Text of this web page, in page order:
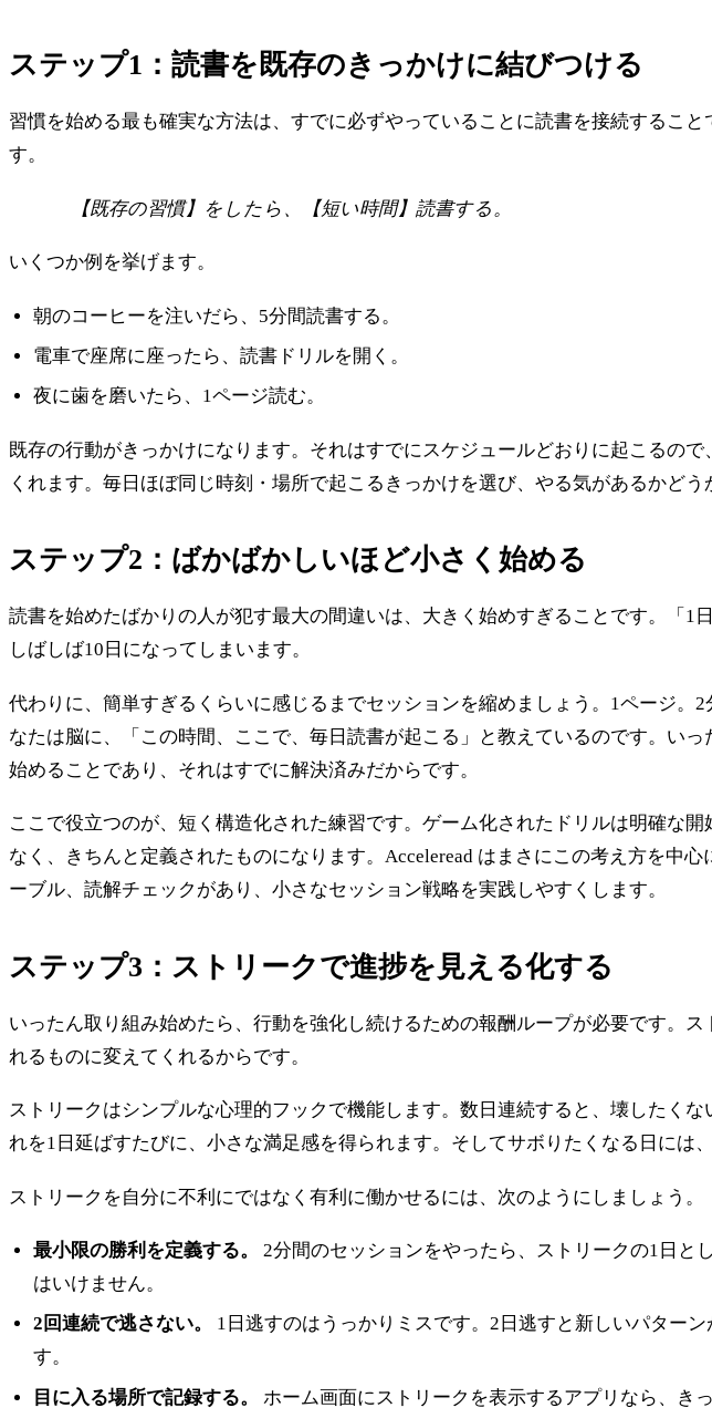
ステップ1：読書を既存のきっかけに結びつける
習慣を始める最も確実な方法は、すでに必ずやっていることに読書を接続するこ
す。
【既存の習慣】をしたら、【短い時間】読書する。
いくつか例を挙げます。
朝のコーヒーを注いだら、5分間読書する。
電車で座席に座ったら、読書ドリルを開く。
夜に歯を磨いたら、1ページ読む。
既存の行動がきっかけになります。それはすでにスケジュールどおりに起こるの
くれます。毎日ほぼ同じ時刻・場所で起こるきっかけを選び、やる気があるかどう
ステップ2：ばかばかしいほど小さく始める
読書を始めたばかりの人が犯す最大の間違いは、大きく始めすぎることです。「
しばしば10日になってしまいます。
代わりに、簡単すぎるくらいに感じるまでセッションを縮めましょう。1ページ
なたは脳に、「この時間、ここで、毎日読書が起こる」と教えているのです。い
始めることであり、それはすでに解決済みだからです。
ここで役立つのが、短く構造化された練習です。ゲーム化されたドリルは明確な
なく、きちんと定義されたものになります。Acceleread はまさにこの考え方を中
ーブル、読解チェックがあり、小さなセッション戦略を実践しやすくします。
ステップ3：ストリークで進捗を見える化する
いったん取り組み始めたら、行動を強化し続けるための報酬ループが必要です。
れるものに変えてくれるからです。
ストリークはシンプルな心理的フックで機能します。数日連続すると、壊したく
れを1日延ばすたびに、小さな満足感を得られます。そしてサボりたくなる日には
ストリークを自分に不利にではなく有利に働かせるには、次のようにしましょう。
最小限の勝利を定義する。
2分間のセッションをやったら、ストリークの1日と
はいけません。
2回連続で逃さない。
1日逃すのはうっかりミスです。2日逃すと新しいパター
す。
目に入る場所で記録する。
ホーム画面にストリークを表示するアプリなら、き